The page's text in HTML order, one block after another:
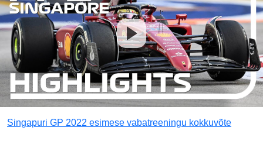
Singapuri GP 2022 esimese vabatreeningu kokkuvõte